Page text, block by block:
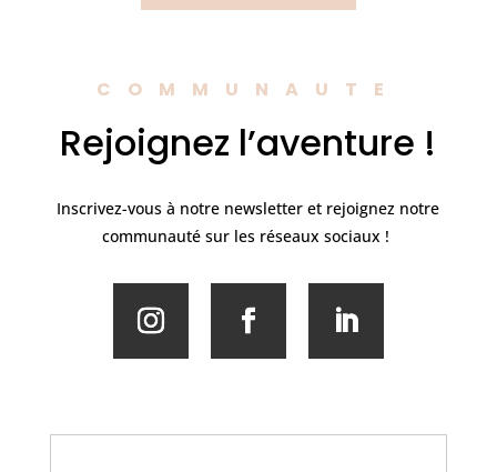
COMMUNAUTE
Rejoignez l’aventure !
Inscrivez-vous à notre newsletter et rejoignez notre
communauté sur les réseaux sociaux !